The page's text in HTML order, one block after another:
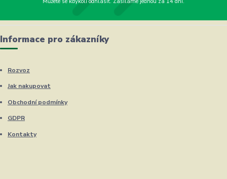
Informace pro zákazníky
Rozvoz
Jak nakupovat
Obchodní podmínky
GDPR
Kontakty